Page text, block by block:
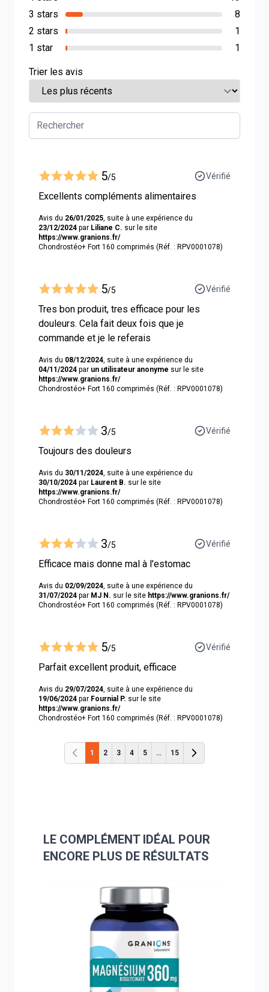
3 stars
8
2 stars
1
1 star
1
Trier les avis
5/5 Vérifié
Excellents compléments alimentaires
Avis du 26/01/2025 , suite à une expérience du
23/12/2024 par Liliane C. sur le site
https://www.granions.fr/
Chondrostéo+ Fort 160 comprimés (Réf. : RPV0001078)
5/5 Vérifié
Tres bon produit, tres efficace pour les
douleurs. Cela fait deux fois que je
commande et je le referais
Avis du 08/12/2024 , suite à une expérience du
04/11/2024 par un utilisateur anonyme sur le site
https://www.granions.fr/
Chondrostéo+ Fort 160 comprimés (Réf. : RPV0001078)
3/5 Vérifié
Toujours des douleurs
Avis du 30/11/2024 , suite à une expérience du
30/10/2024 par Laurent B. sur le site
https://www.granions.fr/
Chondrostéo+ Fort 160 comprimés (Réf. : RPV0001078)
3/5 Vérifié
Efficace mais donne mal à l'estomac
Avis du 02/09/2024 , suite à une expérience du
31/07/2024 par MJ N. sur le site https://www.granions.fr/
Chondrostéo+ Fort 160 comprimés (Réf. : RPV0001078)
5/5 Vérifié
Parfait excellent produit, efficace
Avis du 29/07/2024 , suite à une expérience du
19/06/2024 par Fournial P. sur le site
https://www.granions.fr/
Chondrostéo+ Fort 160 comprimés (Réf. : RPV0001078)
Précédent
1 2 3 4 5 ... 15
Précédent
LE COMPLÉMENT IDÉAL POUR
ENCORE PLUS DE RÉSULTATS
Navigating through the elements of the carousel is
Press to skip carousel
Press to go to carousel navigation